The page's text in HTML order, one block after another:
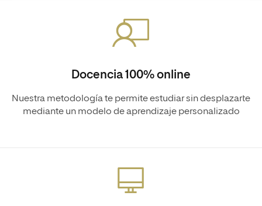
Docencia 100% online
Nuestra metodología te permite estudiar sin desplazarte
mediante un modelo de aprendizaje personalizado